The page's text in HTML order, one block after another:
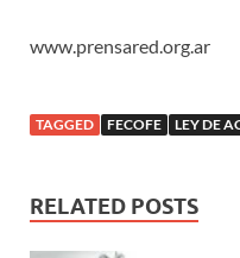
www.prensared.org.ar
TAGGED FECOFE LEY DE
RELATED POSTS